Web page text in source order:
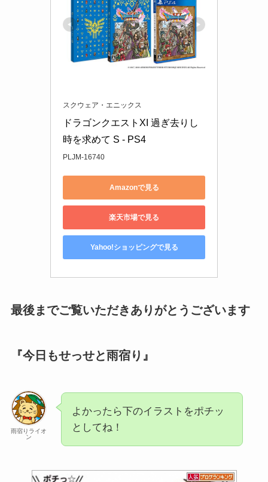
スクウェア・エニックス
ドラゴンクエストXI 過ぎ去りし
時を求めて S - PS4
PLJM-16740
Amazonで見る
楽天市場で見る
Yahoo!ショッピングで見る
最後までご覧いただきありがとうございます
『今日もせっせと雨宿り』
雨宿りライオ
ン
よかったら下のイラストをポチッ
としてね！